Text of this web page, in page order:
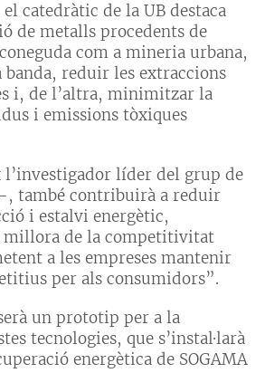
catedràtic de la UB destaca
de metalls procedents de
com a mineria urbana,
banda, reduir les extraccions
i, de l’altra, minimitzar la
i emissions tòxiques
l’investigador líder del grup de
, també contribuirà a reduir
i estalvi energètic,
millora de la competitivitat
a les empreses mantenir
per als consumidors”.
un prototip per a la
tecnologies, que s’instal·larà
energètica de SOGAMA